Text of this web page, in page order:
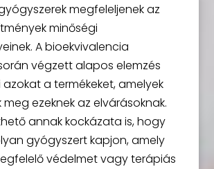
megfeleljenek az
minőségi
A bioekvivalencia
végzett alapos elemzés
azokat a termékeket, amelyek
ezeknek az elvárásoknak.
annak kockázata is, hogy
gyógyszert kapjon, amely
védelmet vagy terápiás